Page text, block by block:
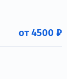
от 4500 ₽